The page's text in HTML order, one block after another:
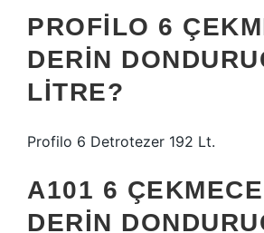
PROFILO 6
DERIN
LITRE?
Profilo 6 Detrotezer 192 Lt.
A101 6
DERIN